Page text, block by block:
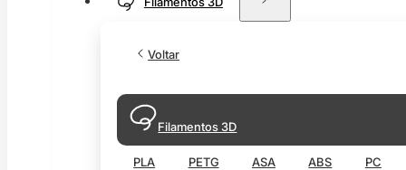
Voltar
Filamentos 3D
PLA PETG ASA ABS PC